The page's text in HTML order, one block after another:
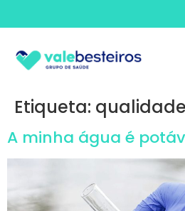
Etiqueta:
A minha água é